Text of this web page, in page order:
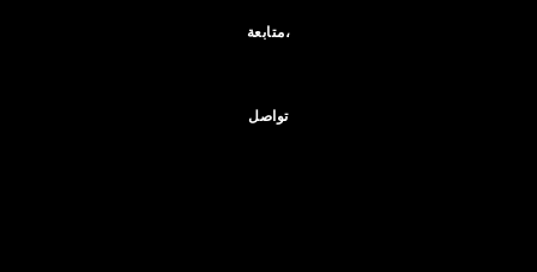
متابعة،
تواصل